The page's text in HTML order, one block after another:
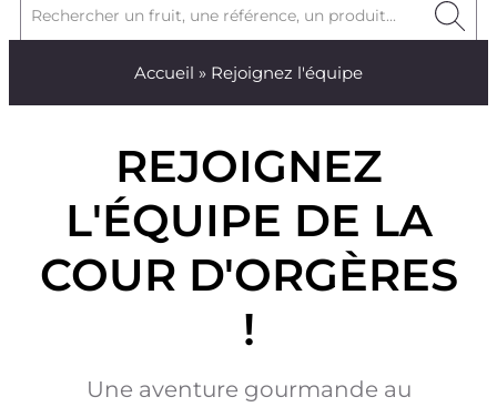
Rechercher un fruit, une référence, un produit...
Accueil » Rejoignez l'équipe
REJOIGNEZ
L'ÉQUIPE DE LA
COUR D'ORGÈRES
!
Une aventure gourmande au